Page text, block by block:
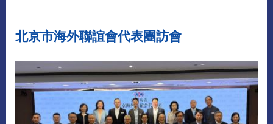
北京市海外聯誼會代表團訪會